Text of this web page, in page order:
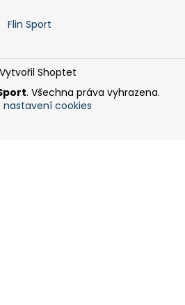
Flin Sport
Vytvořil Shoptet
. Všechna práva vyhrazena.
nastavení cookies